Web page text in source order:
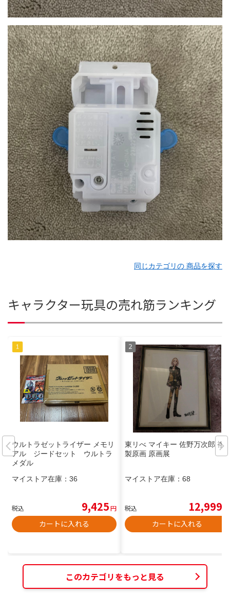
同じカテゴリの 商品を探す
キャラクター玩具の売れ筋ランキング
ウルトラゼットライザー メモリ
アル ジードセット ウルトラ
メダル
マイストア在庫： 36
税込 9,425円
カートに入れる
東リべ マイキー 佐野万次郎 複
製原画 原画展
マイストア在庫： 68
税込 12,999
カートに入れる
このカテゴリをもっと見る